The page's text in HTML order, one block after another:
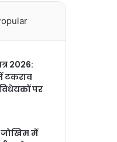
2026:
टकराव
पर
जोखिम में